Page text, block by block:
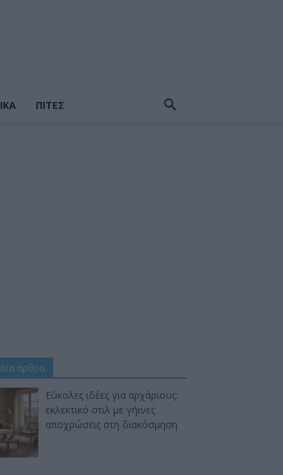
ΠΙΤΕΣ
άρθρα
Εύκολες ιδέες για αρχάριους:
εκλεκτικό στιλ με γήινες
αποχρώσεις στη διακόσμηση